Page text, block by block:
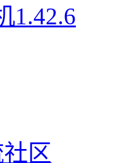
1.42.6
区